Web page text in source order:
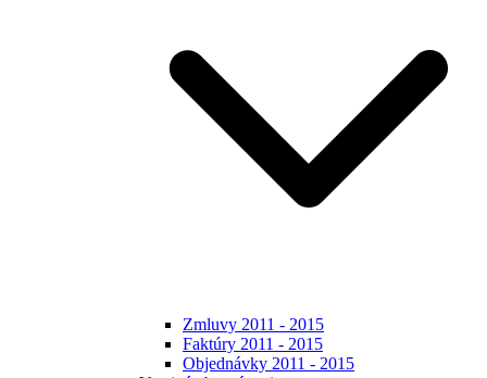
Zmluvy 2011 - 2015
Faktúry 2011 - 2015
Objednávky 2011 - 2015